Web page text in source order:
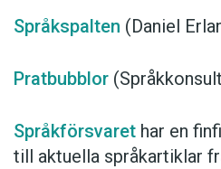
Språkspalten (Daniel
Pratbubblor
Språkförsvaret har en
till aktuella språkartiklar